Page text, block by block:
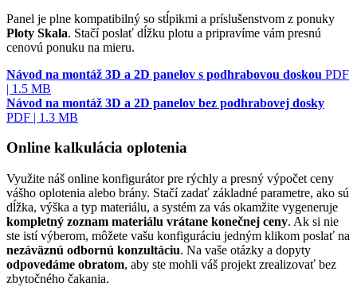
Panel je plne kompatibilný so stĺpikmi a príslušenstvom z ponuky
Ploty Skala. Stačí poslať dĺžku plotu a pripravíme vám presnú
cenovú ponuku na mieru.
Návod na montáž 3D a 2D panelov s podhrabovou doskou PDF
| 1.5 MB
Návod na montáž 3D a 2D panelov bez podhrabovej dosky
PDF | 1.3 MB
Online kalkulácia oplotenia
Využite náš online konfigurátor pre rýchly a presný výpočet ceny
vášho oplotenia alebo brány. Stačí zadať základné parametre, ako sú
dĺžka, výška a typ materiálu, a systém za vás okamžite vygeneruje
kompletný zoznam materiálu vrátane konečnej ceny. Ak si nie
ste istí výberom, môžete vašu konfiguráciu jedným klikom poslať na
nezáväznú odbornú konzultáciu. Na vaše otázky a dopyty
odpovedáme obratom, aby ste mohli váš projekt zrealizovať bez
zbytočného čakania.